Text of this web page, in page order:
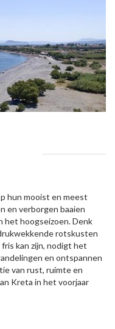
hun mooist en meest
en verborgen baaien
het hoogseizoen. Denk
rotskusten
kan zijn, nodigt het
en ontspannen
van rust, ruimte en
Kreta in het voorjaar